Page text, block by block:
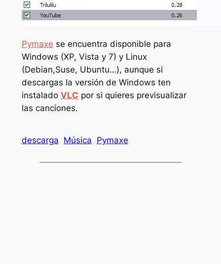
Pymaxe se encuentra disponible para
Windows (XP, Vista y 7) y Linux
(Debian,Suse, Ubuntu…), aunque si
descargas la versión de Windows ten
instalado VLC por si quieres previsualizar
las canciones.
descarga Música Pymaxe